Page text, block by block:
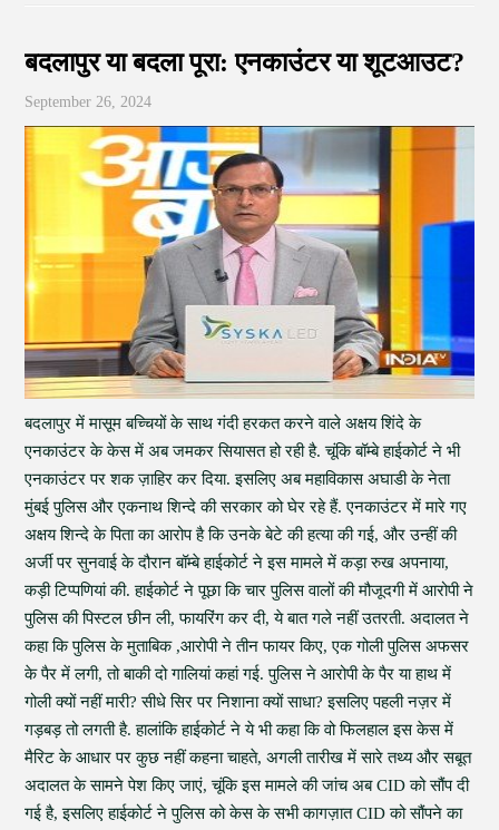
बदलापुर या बदला पूरा: एनकाउंटर या शूटआउट?
September 26, 2024
बदलापुर में मासूम बच्चियों के साथ गंदी हरकत करने वाले अक्षय शिंदे के
एनकाउंटर के केस में अब जमकर सियासत हो रही है. चूंकि बॉम्बे हाईकोर्ट ने भी
एनकाउंटर पर शक ज़ाहिर कर दिया. इसलिए अब महाविकास अघाडी के नेता
मुंबई पुलिस और एकनाथ शिन्दे की सरकार को घेर रहे हैं. एनकाउंटर में मारे गए
अक्षय शिन्दे के पिता का आरोप है कि उनके बेटे की हत्या की गई, और उन्हीं की
अर्जी पर सुनवाई के दौरान बॉम्बे हाईकोर्ट ने इस मामले में कड़ा रुख अपनाया,
कड़ी टिप्पणियां की. हाईकोर्ट ने पूछा कि चार पुलिस वालों की मौजूदगी में आरोपी ने
पुलिस की पिस्टल छीन ली, फायरिंग कर दी, ये बात गले नहीं उतरती. अदालत ने
कहा कि पुलिस के मुताबिक ,आरोपी ने तीन फायर किए, एक गोली पुलिस अफसर
के पैर में लगी, तो बाकी दो गालियां कहां गई. पुलिस ने आरोपी के पैर या हाथ में
गोली क्यों नहीं मारी? सीधे सिर पर निशाना क्यों साधा? इसलिए पहली नज़र में
गड़बड़ तो लगती है. हालांकि हाईकोर्ट ने ये भी कहा कि वो फिलहाल इस केस में
मैरिट के आधार पर कुछ नहीं कहना चाहते, अगली तारीख में सारे तथ्य और सबूत
अदालत के सामने पेश किए जाएं, चूंकि इस मामले की जांच अब CID को सौंप दी
गई है, इसलिए हाईकोर्ट ने पुलिस को केस के सभी कागज़ात CID को सौंपने का